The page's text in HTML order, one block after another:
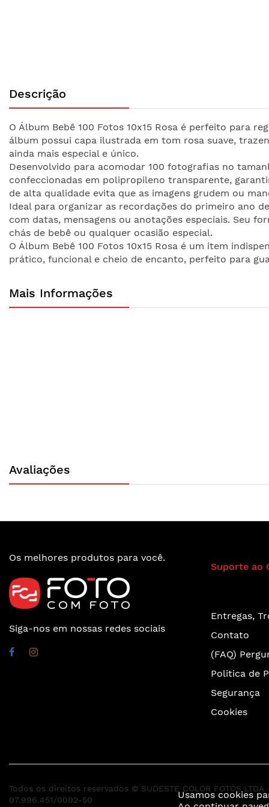
Usamos cookies
o
início
Galeria
de
imagens
Descrição
O Álbum Bebê 100 Fotos 10x15 Rosa é perfeito para
álbum possui capa ilustrada em tom rosa suave,
ainda mais especial e único.
Desenvolvido para acomodar 100 fotografias no
confeccionadas em polipropileno transparente,
de alta qualidade evita que as imagens grudem ou
Ideal para organizar as recordações do primeiro ano
com datas, mensagens ou anotações especiais. Seu
chás de bebê ou qualquer ocasião especial.
O Álbum Bebê 100 Fotos 10x15 Rosa é um item
prático, funcional e cheio de encanto, perfeito para
Mais Informações
Avaliações
Os melhores produtos para você.
Siga-nos em nossas redes sociais
Suporte ao
Entregas,
Contato
(FAQ)
Politica de
Segurança
Cookies
Todos os direitos reservados © SUDESTE COLOR FOTOS LTDA
07.996.451/0002-50